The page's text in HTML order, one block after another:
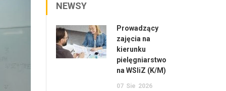
NEWSY
Prowadzący
zajęcia na
kierunku
pielęgniarstwo
na WSIiZ (K/M)
07 Sie 2026